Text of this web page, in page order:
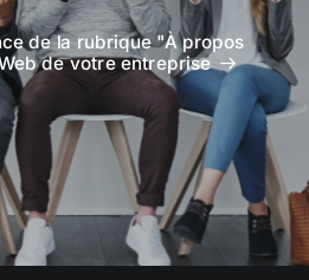
de la rubrique "À propos
de votre entreprise